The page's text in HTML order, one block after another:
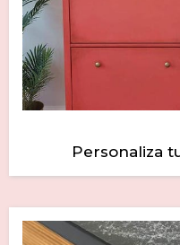
Personaliza